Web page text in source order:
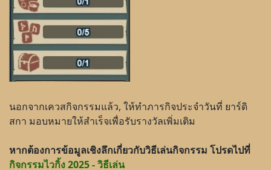
นอกจากเควสกิจกรรมแล้ว, ให้ทำภารกิจประจำวันที่ ยาร์ดิ
สกา มอบหมายให้สำเร็จเพื่อรับรางวัลเพิ่มเติม
หากต้องการข้อมูลเชิงลึกเกี่ยวกับวิธีเล่นกิจกรรม โปรดไปที่
กิจกรรมไวกิ้ง 2025 - วิธีเล่น